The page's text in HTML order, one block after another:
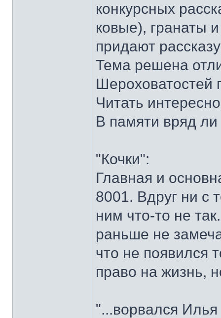
конкурсных
ковые), гранаты
придают
Тема решена
Шероховатостей
Читать
В памяти вряд ли
"Кочки":
Главная и
8001. Вдруг ни с
ним что-то не
раньше не
что не появился
право на жизнь,
"...ворвался